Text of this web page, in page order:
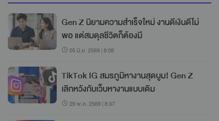
Gen Z นิยามความสำเร็จใหม่ งานดีเงินดีไม่
พอ แต่สมดุลชีวิตก็ต้องมี
05 มิ.ย. 2569 | 8:08
TikTok IG สมรภูมิหางานสุดบูม! Gen Z
เลิกหวังกับเว็บหางานแบบเดิม
29 พ.ค. 2569 | 8:37